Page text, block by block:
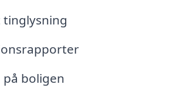
tinglysning
boligen